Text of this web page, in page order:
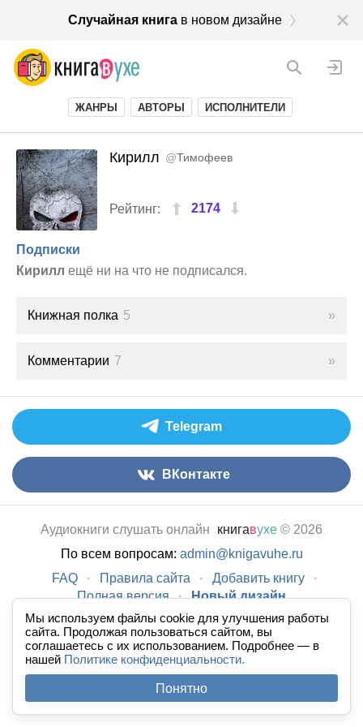
Мы используем файлы cookie для улучшения работы
сайта. Продолжая пользоваться сайтом, вы
соглашаетесь с их использованием. Подробнее — в
нашей Политике конфиденциальности.
Понятно
Случайная книгав новом дизайне
ЖАНРЫ АВТОРЫ ИСПОЛНИТЕЛИ
Кирилл @Тимофеев
Рейтинг: 2174
Подписки
Кирилл ещё ни на что не подписался.
Книжная полка 5
Комментарии 7
Telegram
ВКонтакте
Аудиокниги слушать онлайн книгавухе © 2026
По всем вопросам: admin@knigavuhe.ru
FAQ
· Правила сайта · Добавить книгу
·
Полная версия
· Новый дизайн